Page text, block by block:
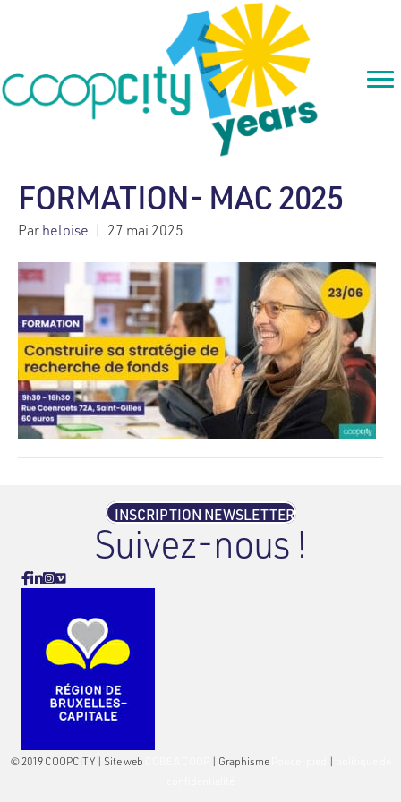
FORMATION- MAC 2025
Parheloise | 27 mai 2025
INSCRIPTION NEWSLETTER
Suivez-nous !
Facebook
Linkedin
Instagram
Vimeo
© 2019 COOPCITY | Site web | Graphisme |